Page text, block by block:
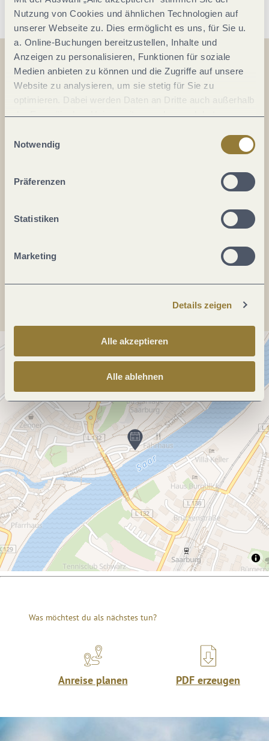
Nutzung von Cookies und ähnlichen Technologien auf
unserer Webseite zu. Dies ermöglicht es uns, für Sie u.
a. Online-Buchungen bereitzustellen, Inhalte und
Anzeigen zu personalisieren, Funktionen für soziale
Medien anbieten zu können und die Zugriffe auf unsere
Website zu analysieren, um sie stetig für Sie zu
optimieren. Dabei werden Daten an Dritte auch außerhalb
der Europäischen Union weitergegeben und dort
jederzeit widerrufen werden. Mit der Auswahl "Alle
ablehnen" kann es zu Beeinträchtigungen in der Nutzung
Notwendig
Präferenzen
Statistiken
Marketing
Details zeigen
Alle akzeptieren
Alle ablehnen
Auf der Karte
54439 Saarburg
E-Mail:
Was möchtest du als nächstes tun?
Anreise planen PDF erzeugen